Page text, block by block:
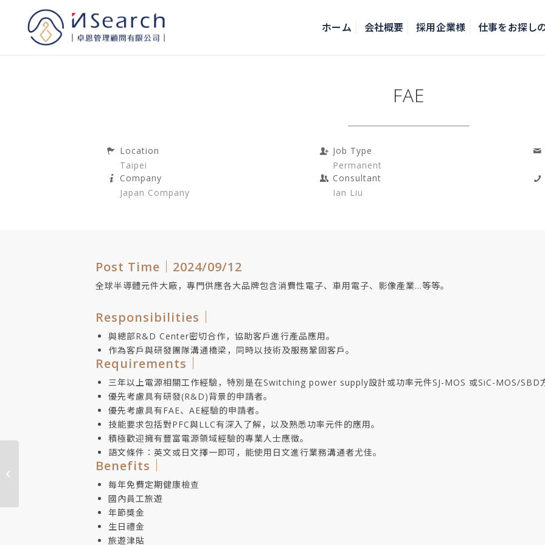
ホーム 会社概要 採用企業様 仕事をお探し
FAE
Location
Taipei
Company
Japan Company
Job Type
Permanent
Consultant
Ian Liu
Post Time｜2024/09/12
全球半導體元件大廠，專門供應各大品牌包含消費性電子、車用電子、影像產業…等等。
Responsibilities｜
與總部R&D Center密切合作，協助客戶進行產品應用。
作為客戶與研發團隊溝通橋梁，同時以技術及服務鞏固客戶。
Requirements｜
三年以上電源相關工作經驗，特別是在Switching power supply設計或功率元件SJ-MOS 或SiC-MOS/SBD
優先考慮具有研發(R&D)背景的申請者。
優先考慮具有FAE、AE經驗的申請者。
技能要求包括對PFC與LLC有深入了解，以及熟悉功率元件的應用。
積極歡迎擁有豐富電源領域經驗的專業人士應徵。
語文條件：英文或日文擇一即可，能使用日文進行業務溝通者尤佳。
Benefits｜
每年免費定期健康檢查
國內員工旅遊
年節獎金
生日禮金
旅遊津貼
Operation Manager